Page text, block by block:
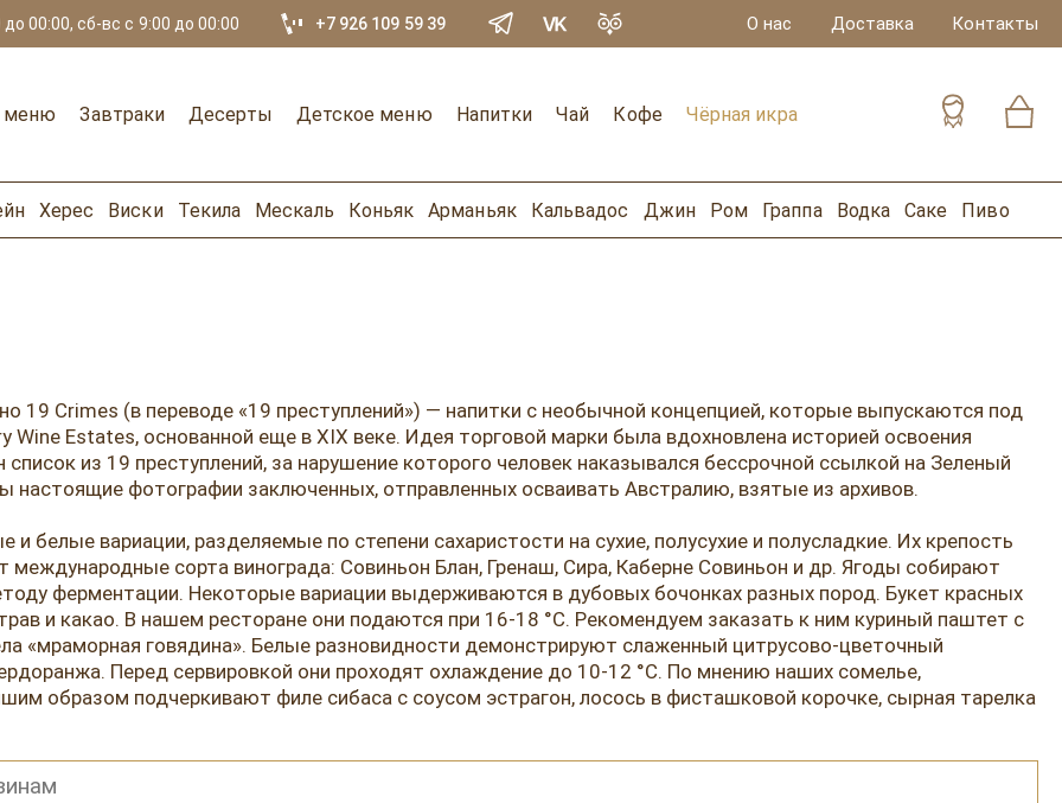
00:00, сб-вс с 9:00 до 00:00 +7 926 109 59 39 О нас Доставка Контакты
меню Завтраки Десерты Детское меню Напитки Чай Кофе Чёрная икра
Херес Виски Текила Мескаль Коньяк Арманьяк Кальвадос Джин Ром Граппа Водка Саке Пиво
19 Crimes (в переводе «19 преступлений») — напитки с необычной концепцией, которые выпускаются под
Wine Estates, основанной еще в XIX веке. Идея торговой марки была вдохновлена историей освоения
из 19 преступлений, за нарушение которого человек наказывался бессрочной ссылкой на Зеленый
настоящие фотографии заключенных, отправленных осваивать Австралию, взятые из архивов.
и белые вариации, разделяемые по степени сахаристости на сухие, полусухие и полусладкие. Их крепость
международные сорта винограда: Совиньон Блан, Гренаш, Сира, Каберне Совиньон и др. Ягоды собирают
ферментации. Некоторые вариации выдерживаются в дубовых бочонках разных пород. Букет красных
и какао. В нашем ресторане они подаются при 16-18 °C. Рекомендуем заказать к ним куриный паштет с
«мраморная говядина». Белые разновидности демонстрируют слаженный цитрусово-цветочный
Перед сервировкой они проходят охлаждение до 10-12 °C. По мнению наших сомелье,
образом подчеркивают филе сибаса с соусом эстрагон, лосось в фисташковой корочке, сырная тарелка